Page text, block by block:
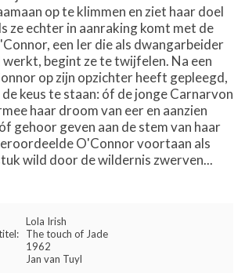
op te klimmen en ziet haar doel
ze echter in aanraking komt met de
een Ier die als dwangarbeider
begint ze te twijfelen. Na een
op zijn opzichter heeft gepleegd,
keus te staan: óf de jonge Carnarvon
haar droom van eer en aanzien
gehoor geven aan de stem van haar
O'Connor voortaan als
wild door de wildernis zwerven...
Lola Irish
The touch of Jade
1962
Jan van Tuyl